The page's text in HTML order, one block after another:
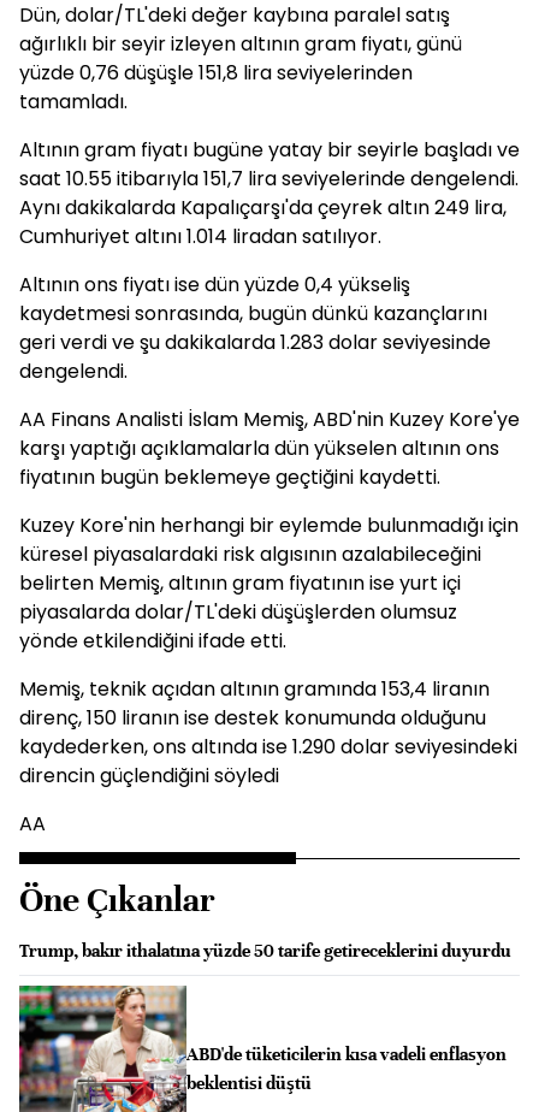
Dün, dolar/TL'deki değer kaybına paralel satış
ağırlıklı bir seyir izleyen altının gram fiyatı, günü
yüzde 0,76 düşüşle 151,8 lira seviyelerinden
tamamladı.
Altının gram fiyatı bugüne yatay bir seyirle başladı ve
saat 10.55 itibarıyla 151,7 lira seviyelerinde dengelendi.
Aynı dakikalarda Kapalıçarşı'da çeyrek altın 249 lira,
Cumhuriyet altını 1.014 liradan satılıyor.
Altının ons fiyatı ise dün yüzde 0,4 yükseliş
kaydetmesi sonrasında, bugün dünkü kazançlarını
geri verdi ve şu dakikalarda 1.283 dolar seviyesinde
dengelendi.
AA Finans Analisti İslam Memiş, ABD'nin Kuzey Kore'ye
karşı yaptığı açıklamalarla dün yükselen altının ons
fiyatının bugün beklemeye geçtiğini kaydetti.
Kuzey Kore'nin herhangi bir eylemde bulunmadığı için
küresel piyasalardaki risk algısının azalabileceğini
belirten Memiş, altının gram fiyatının ise yurt içi
piyasalarda dolar/TL'deki düşüşlerden olumsuz
yönde etkilendiğini ifade etti.
Memiş, teknik açıdan altının gramında 153,4 liranın
direnç, 150 liranın ise destek konumunda olduğunu
kaydederken, ons altında ise 1.290 dolar seviyesindeki
direncin güçlendiğini söyledi
AA
Öne Çıkanlar
Trump, bakır ithalatına yüzde 50 tarife getireceklerini duyurdu
ABD'de tüketicilerin kısa vadeli enflasyon
beklentisi düştü